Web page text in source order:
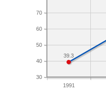
1991
30
40
50
60
70
39.3